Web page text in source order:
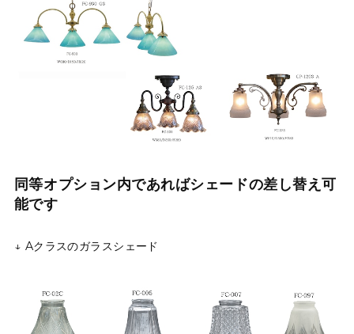
同等オプション内であればシェードの差し替え可
能です
↓ Aクラスのガラスシェード